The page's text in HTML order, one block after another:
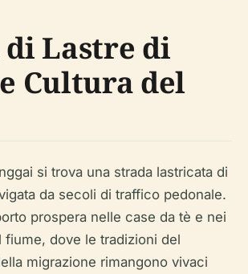
di Lastre di
Cultura del
si trova una strada lastricata di
da secoli di traffico pedonale.
prospera nelle case da tè e nei
fiume, dove le tradizioni del
migrazione rimangono vivaci